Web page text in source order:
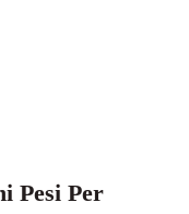
Pesi Per